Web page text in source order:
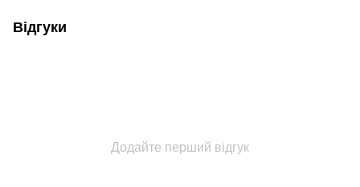
Відгуки
Додайте перший відгук